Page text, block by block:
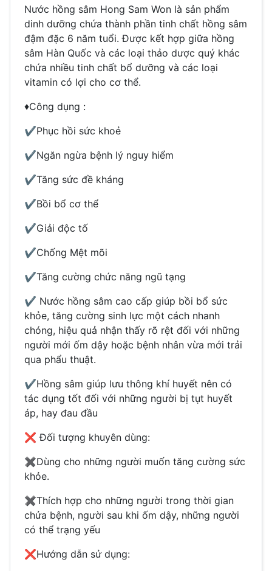
Nước hồng sâm Hong Sam Won là sản phẩm
dinh dưỡng chứa thành phần tinh chất hồng sâm
đậm đặc 6 năm tuổi. Được kết hợp giữa hồng
sâm Hàn Quốc và các loại thảo dược quý khác
chứa nhiều tinh chất bổ dưỡng và các loại
vitamin có lợi cho cơ thể.
♦️Công dụng :
✔️Phục hồi sức khoẻ
✔️Ngăn ngừa bệnh lý nguy hiểm
✔️Tăng sức đề kháng
✔️Bồi bổ cơ thể
✔️Giải độc tố
✔️Chống Mệt mõi
✔️Tăng cường chức năng ngũ tạng
✔️ Nước hồng sâm cao cấp giúp bồi bổ sức
khỏe, tăng cường sinh lực một cách nhanh
chóng, hiệu quả nhận thấy rõ rệt đối với những
người mới ốm dậy hoặc bệnh nhân vừa mới trải
qua phẩu thuật.
✔Hồng sâm giúp lưu thông khí huyết nên có
tác dụng tốt đối với những người bị tụt huyết
áp, hay đau đầu
❌ Đối tượng khuyên dùng:
✖Dùng cho những người muốn tăng cường sức
khỏe.
✖Thích hợp cho những người trong thời gian
chửa bệnh, người sau khi ốm dậy, những người
có thể trạng yếu
❌Hướng dẫn sử dụng: